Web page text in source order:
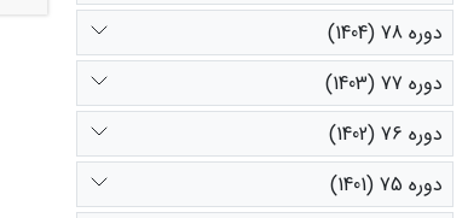
دوره 78 (1404)
دوره 77 (1403)
دوره 76 (1402)
دوره 75 (1401)